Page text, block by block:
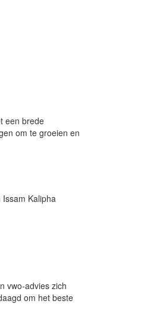
een brede
om te groeien en
Issam Kalipha
vwo-advies zich
om het beste